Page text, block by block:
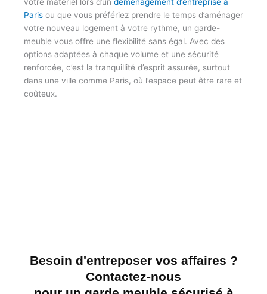
Paris ou que vous préfériez prendre le temps d’aménager
votre nouveau logement à votre rythme, un garde-
meuble vous offre une flexibilité sans égal. Avec des
options adaptées à chaque volume et une sécurité
renforcée, c’est la tranquillité d’esprit assurée, surtout
dans une ville comme Paris, où l’espace peut être rare et
coûteux.
Besoin d'entreposer vos affaires ?
Contactez-nous